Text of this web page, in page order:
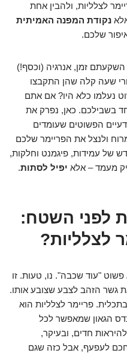
לצלליות, ולהבין אחת
נקודת המפנה האמיתית
שלכם.
זמן, אנרגיה (וכסף!)
שעה קלה שהן התקבצו
נעלמו כלא היו? אם אתם
בשבילכם. כאן, נפרק את
הפשוטים שעומדים
ולנצל את הפריימר שלכם
של עמידות, פיגמנט וחלקות,
מעמד – אלא יפיל לסתות.
לפני השטח:
לצלליות?
"עוד שכבה". נו, טעות. זו
גשר הזהב לצבע שצובע אותו.
פריימר לצלליות הוא
הגאון שמאפשר לכל
חדים, ובעיקר,
לעפעף, אבל כזה שגם